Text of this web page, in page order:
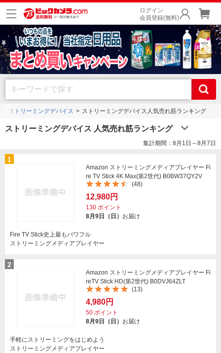
ログイン
会員登録(無料)
ストリーミングデバイス ストリーミングデバイス人気売れ筋ランキング
ストリーミングデバイス 人気売れ筋ランキング
集計期間：8月1日～8月7日
1
Amazon ストリーミングメディアプレイヤー Fi
re TV Stick 4K Max(第2世代) B0BW37QY2V
(48)
12,980円
130 ポイント
8月9日（日） お届け
Fire TV Stick史上最もパワフル
ストリーミングメディアプレイヤー
2
Amazon ストリーミングメディアプレイヤー Fi
reTV Stick HD(第2世代) B0DVJ64ZLT
(13)
4,980円
50 ポイント
8月9日（日） お届け
手軽にストリーミングをはじめよう
ストリーミングメディアプレイヤー